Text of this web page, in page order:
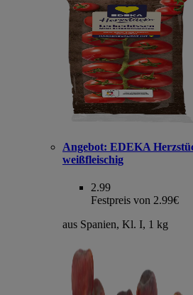
Angebot: EDEKA
weißfleischig
2.99
Festpreis von 2.99€
aus Spanien, Kl. I, 1 kg